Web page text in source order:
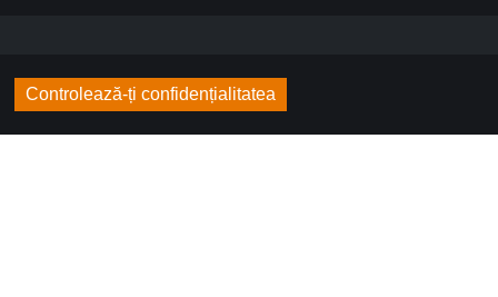
Controlează-ți confidențialitatea